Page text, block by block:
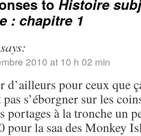
to Histoire
: chapitre 1
says:
2010 at 10 h 02 min
d’ailleurs pour ceux que
s’éborgner sur les
portages à la tronche un
pour la saa des Monkey